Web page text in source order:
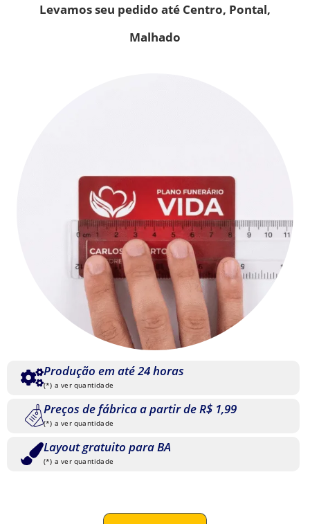
Levamos seu pedido até Centro, Pontal,
Malhado
Produção em até 24 horas
(*) a ver quantidade
Preços de fábrica a partir de R$ 1,99
(*) a ver quantidade
Layout gratuito para BA
(*) a ver quantidade